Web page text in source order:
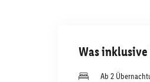
Was
Ab 2